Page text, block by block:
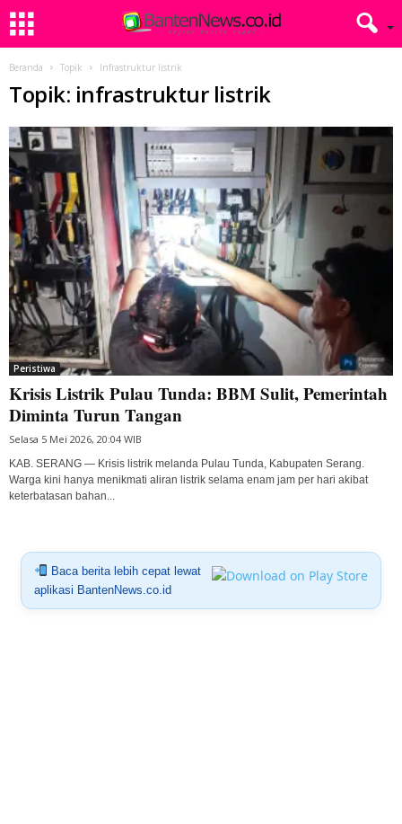
Beranda Topik Infrastruktur listrik
Topik: infrastruktur listrik
Peristiwa
Krisis Listrik Pulau Tunda: BBM Sulit, Pemerintah
Diminta Turun Tangan
Selasa 5 Mei 2026, 20:04 WIB
KAB. SERANG — Krisis listrik melanda Pulau Tunda, Kabupaten Serang.
Warga kini hanya menikmati aliran listrik selama enam jam per hari akibat
keterbatasan bahan...
Baca berita lebih cepat lewat
aplikasi BantenNews.co.id